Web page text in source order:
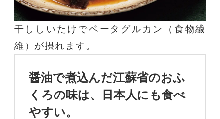
干ししいたけでベータグルカン（食物繊
維）が摂れます。
醤油で煮込んだ江蘇省のおふ
くろの味は、日本人にも食べ
やすい。